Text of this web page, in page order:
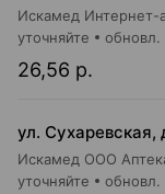
Искамед Интернет-
26,56 р.
уточняйте обновл.
ул.
Искамед ООО
уточняйте обновл.